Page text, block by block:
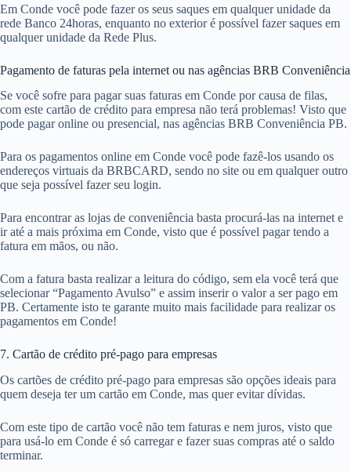
Em Conde você pode fazer os seus saques em qualquer unidade da
rede Banco 24horas, enquanto no exterior é possível fazer saques em
qualquer unidade da Rede Plus.
Pagamento de faturas pela internet ou nas agências BRB Conveniência
Se você sofre para pagar suas faturas em Conde por causa de filas,
com este cartão de crédito para empresa não terá problemas! Visto que
pode pagar online ou presencial, nas agências BRB Conveniência PB.
Para os pagamentos online em Conde você pode fazê-los usando os
endereços virtuais da BRBCARD, sendo no site ou em qualquer outro
que seja possível fazer seu login.
Para encontrar as lojas de conveniência basta procurá-las na internet e
ir até a mais próxima em Conde, visto que é possível pagar tendo a
fatura em mãos, ou não.
Com a fatura basta realizar a leitura do código, sem ela você terá que
selecionar “Pagamento Avulso” e assim inserir o valor a ser pago em
PB. Certamente isto te garante muito mais facilidade para realizar os
pagamentos em Conde!
7. Cartão de crédito pré-pago para empresas
Os cartões de crédito pré-pago para empresas são opções ideais para
quem deseja ter um cartão em Conde, mas quer evitar dívidas.
Com este tipo de cartão você não tem faturas e nem juros, visto que
para usá-lo em Conde é só carregar e fazer suas compras até o saldo
terminar.